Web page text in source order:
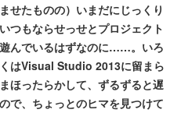
せたものの）いまだにじっくり
つもならせっせとプロジェクト
んでいるはずなのに……。いろ
はVisual Studio 2013に留まら
ほったらかして、ずるずると遅
で、ちょっとのヒマを見つけて